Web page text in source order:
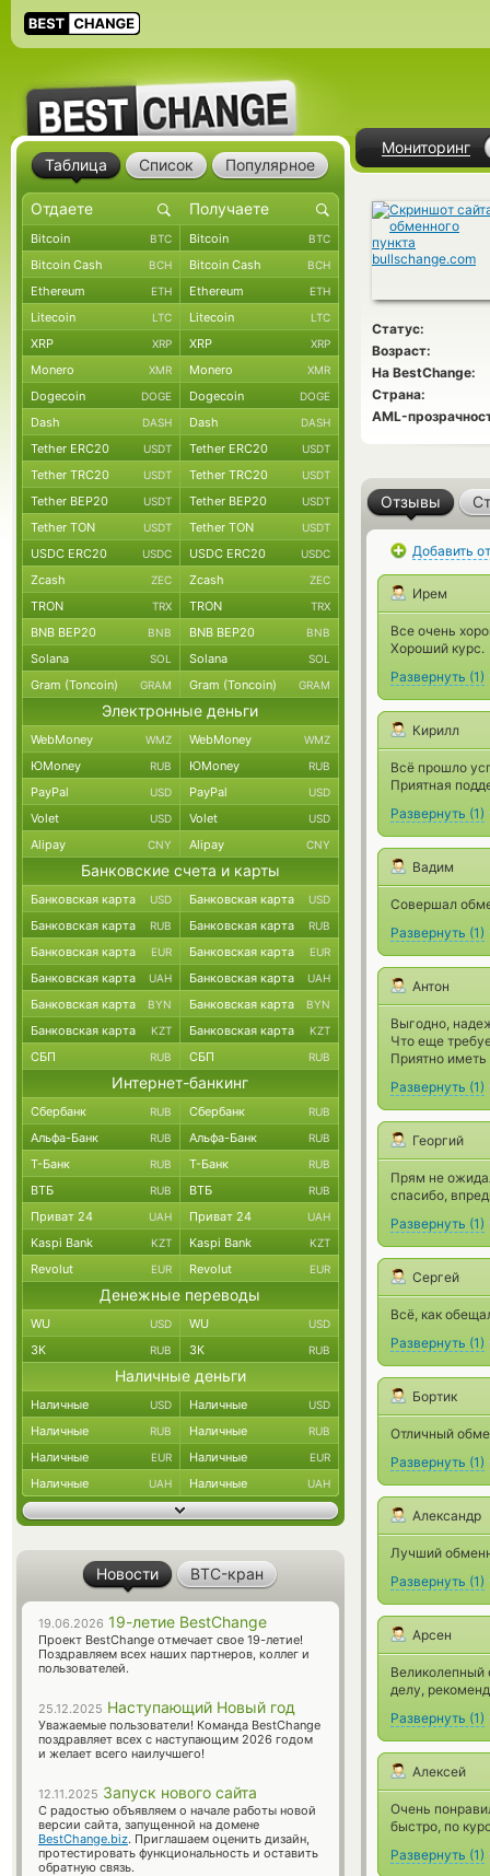
Мониторинг
Статус:
Возраст:
На BestChange:
Страна:
AML-
Отзывы
Добавить
Ирем
Все очень
Хороший курс.
Развернуть (1)
Кирилл
Всё прошло
Приятная
Развернуть (1)
Вадим
Совершал
Развернуть (1)
Антон
Выгодно,
Что еще
Приятно
Развернуть (1)
Георгий
Прям не
спасибо,
Развернуть (1)
Сергей
Всё, как
Развернуть (1)
Бортик
Отличный
Развернуть (1)
Александр
Лучший
Развернуть (1)
Арсен
Великолепный
делу,
Развернуть (1)
Алексей
Очень
быстро, по
Развернуть (1)
Таблица Список Популярное
Bitcoin BTC Bitcoin BTC
Bitcoin Cash BCH Bitcoin Cash BCH
Ethereum ETH Ethereum ETH
Litecoin LTC Litecoin LTC
XRP XRP XRP XRP
Monero XMR Monero XMR
Dogecoin DOGE Dogecoin DOGE
Dash DASH Dash DASH
Tether ERC20 USDT Tether ERC20 USDT
Tether TRC20 USDT Tether TRC20 USDT
Tether BEP20 USDT Tether BEP20 USDT
Tether TON USDT Tether TON USDT
USDC ERC20 USDC USDC ERC20 USDC
Zcash ZEC Zcash ZEC
TRON TRX TRON TRX
BNB BEP20 BNB BNB BEP20 BNB
Solana SOL Solana SOL
Gram (Toncoin) GRAM Gram (Toncoin) GRAM
Электронные деньги
WebMoney WMZ WebMoney WMZ
ЮMoney RUB ЮMoney RUB
PayPal USD PayPal USD
Volet USD Volet USD
Alipay CNY Alipay CNY
Банковские счета и карты
Банковская карта USD Банковская карта USD
Банковская карта RUB Банковская карта RUB
Банковская карта EUR Банковская карта EUR
Банковская карта UAH Банковская карта UAH
Банковская карта BYN Банковская карта BYN
Банковская карта KZT Банковская карта KZT
СБП RUB СБП RUB
Интернет-банкинг
Сбербанк RUB Сбербанк RUB
Альфа-Банк RUB Альфа-Банк RUB
Т-Банк RUB Т-Банк RUB
ВТБ RUB ВТБ RUB
Приват 24 UAH Приват 24 UAH
Kaspi Bank KZT Kaspi Bank KZT
Revolut EUR Revolut EUR
Денежные переводы
WU USD WU USD
ЗК RUB ЗК RUB
Наличные деньги
Наличные USD Наличные USD
Наличные RUB Наличные RUB
Наличные EUR Наличные EUR
Наличные UAH Наличные UAH
Новости BTC-кран
19.06.2026 19-летие BestChange
Проект BestChange отмечает свое 19-летие!
Поздравляем всех наших партнеров, коллег и
пользователей.
25.12.2025 Наступающий Новый год
Уважаемые пользователи! Команда BestChange
поздравляет всех с наступающим 2026 годом
и желает всего наилучшего!
12.11.2025 Запуск нового сайта
С радостью объявляем о начале работы новой
версии сайта, запущенной на домене
BestChange.biz. Приглашаем оценить дизайн,
протестировать функциональность и оставить
обратную связь.